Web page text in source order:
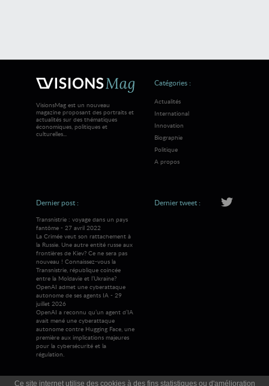
Ce site internet utilise des cookies à des fins statistiques ou d'amélioration
VisionsMag est un nouveau
magazine proposant des portraits et
actualités sur des thématiques
économiques, politiques et
culturelles...
Catégories :
Actualités
International
Innovation
Biographie
Politique
A propos
Dernier post :
Transnistrie : voyage dans un pays
fantôme - 27 avril 2022
La Crimée veut son rattachement à
la Russie. Une autre entité russe aux
frontières de Kiev? Ce ne sera pas
nouveau ! Connaissez-vous la
Transnistrie, république coincée
entre la Moldavie et l’Ukraine?
OpenAI admet une cyberattaque
autonome de ses agents IA - 29
juillet 2026
OpenAI a reconnu qu’un agent d’IA
avait mené une cyberattaque
autonome contre Hugging Face, une
première aux implications majeures
pour la cybersécurité et la
régulation.
Dernier tweet :